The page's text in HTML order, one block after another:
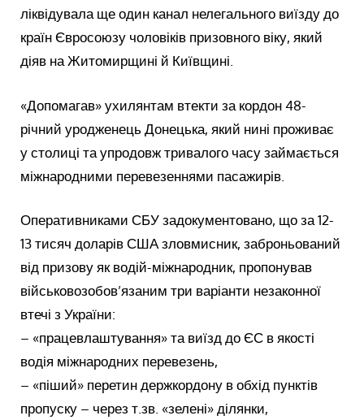
ліквідувала ще один канал нелегального виїзду до
країн Євросоюзу чоловіків призовного віку, який
діяв на Житомирщині й Київщині.
«Допомагав» ухилянтам втекти за кордон 48-
річний уродженець Донецька, який нині проживає
у столиці та упродовж тривалого часу займається
міжнародними перевезеннями пасажирів.
Оперативниками СБУ задокументовано, що за 12-
13 тисяч доларів США зловмисник, заброньований
від призову як водій-міжнародник, пропонував
військовозобов’язаним три варіанти незаконної
втечі з України:
– «працевлаштування» та виїзд до ЄС в якості
водія міжнародних перевезень,
– «піший» перетин держкордону в обхід пунктів
пропуску – через т.зв. «зелені» ділянки,